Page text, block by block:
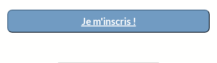
Je m'inscris !